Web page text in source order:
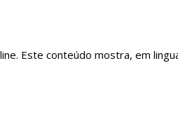
Este conteúdo mostra, em